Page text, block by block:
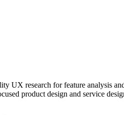
UX research for feature analysis
product design and service